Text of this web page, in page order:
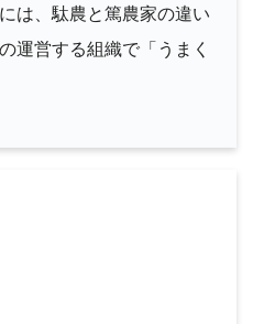
は、駄農と篤農家の違い
運営する組織で「うまく